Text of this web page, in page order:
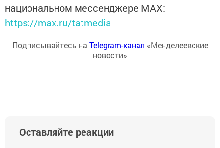
национальном мессенджере MАХ:
https://max.ru/tatmedia
Подписывайтесь на Telegram-канал «Менделеевские
новости»
Оставляйте реакции